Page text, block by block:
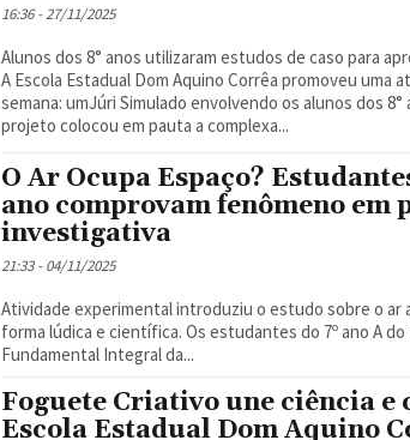
16:36 - 27/11/2025
Alunos dos 8° anos utilizaram estudos de caso para
A Escola Estadual Dom Aquino Corrêa promoveu
semana: umJúri Simulado envolvendo os alunos dos
projeto colocou em pauta a complexa...
O Ar Ocupa Espaço?
ano comprovam fenômeno em
investigativa
21:33 - 04/11/2025
Atividade experimental introduziu o estudo sobre o ar
forma lúdica e científica. Os estudantes do 7º ano A do Ensino
Fundamental Integral da...
Foguete Criativo une ciência e
Escola Estadual Dom Aquino